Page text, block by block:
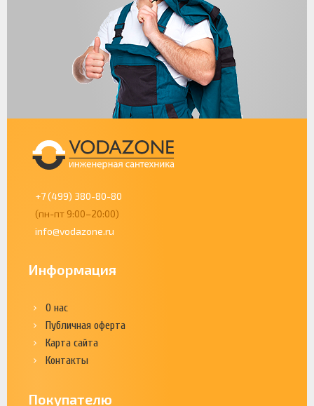
+7 (499) 380-80-80
(пн-пт 9:00–20:00)
info@vodazone.ru
Информация
О нас
Публичная оферта
Карта сайта
Контакты
Покупателю